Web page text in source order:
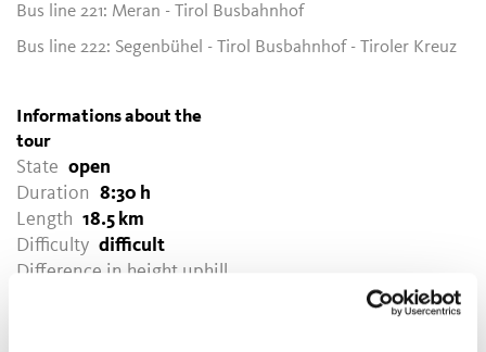
Bus line 221: Meran - Tirol Busbahnhof
Bus line 222: Segenbühel - Tirol Busbahnhof - Tiroler Kreuz
Informations about the
tour
State open
Duration
8:30 h
Length 18.5 km
Difficulty difficult
Difference in height uphill